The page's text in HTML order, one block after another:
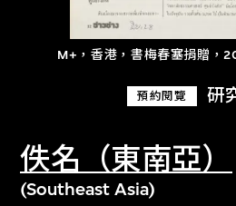
M+，香港，書梅春塞捐贈，
預約閱覽 研
佚名（東南亞）
(Southeast Asia)